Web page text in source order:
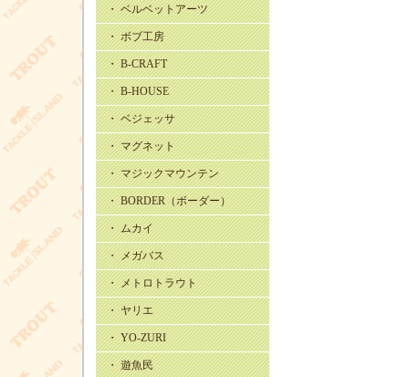
・ ベルベットアーツ
・ ボブ工房
・ B-CRAFT
・ B-HOUSE
・ ベジェッサ
・ マグネット
・ マジックマウンテン
・ BORDER（ボーダー）
・ ムカイ
・ メガバス
・ メトロトラウト
・ ヤリエ
・ YO-ZURI
・ 遊魚民